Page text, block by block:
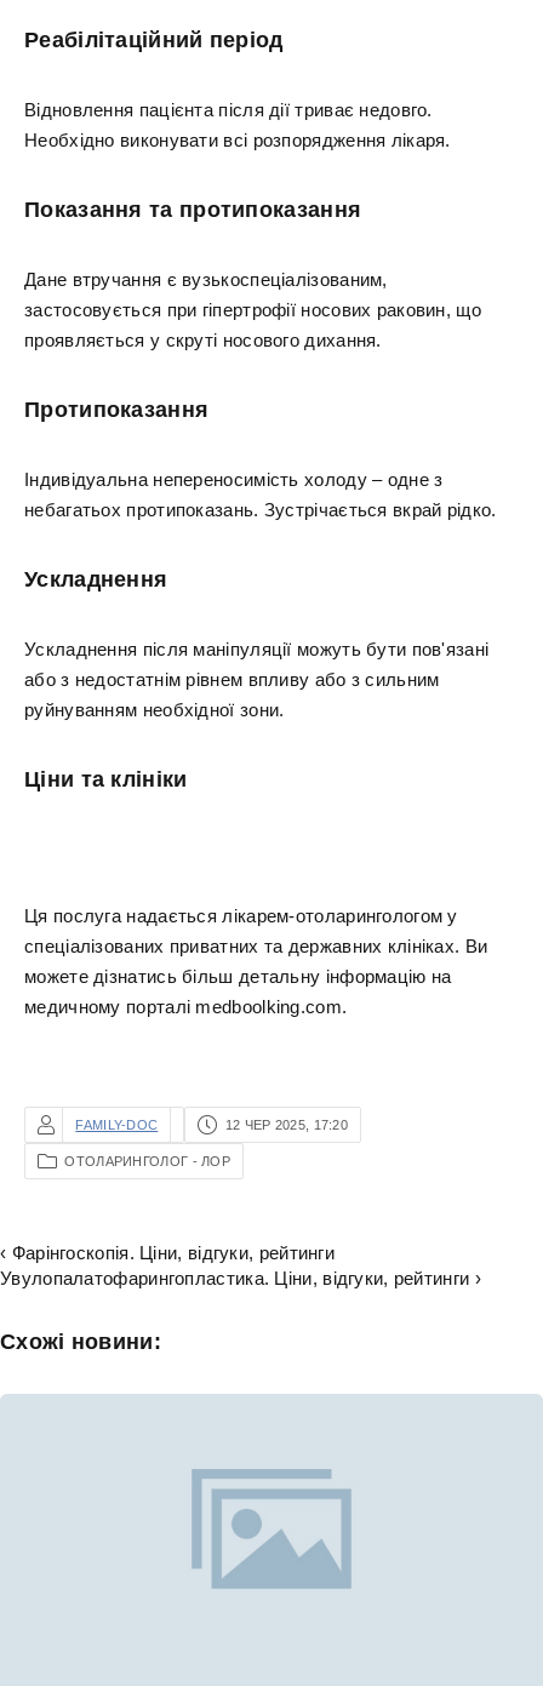
Реабілітаційний період
Відновлення пацієнта після дії триває недовго.
Необхідно виконувати всі розпорядження лікаря.
Показання та протипоказання
Дане втручання є вузькоспеціалізованим,
застосовується при гіпертрофії носових раковин, що
проявляється у скруті носового дихання.
Протипоказання
Індивідуальна непереносимість холоду – одне з
небагатьох протипоказань. Зустрічається вкрай рідко.
Ускладнення
Ускладнення після маніпуляції можуть бути пов'язані
або з недостатнім рівнем впливу або з сильним
руйнуванням необхідної зони.
Ціни та клініки
Ця послуга надається лікарем-отоларингологом у
спеціалізованих приватних та державних клініках. Ви
можете дізнатись більш детальну інформацію на
медичному порталі medboolking.com.
FAMILY-DOC 12 ЧЕР 2025, 17:20
ОТОЛАРИНГОЛОГ - ЛОР
‹ Фарінгоскопія. Ціни, відгуки, рейтинги
Увулопалатофарингопластика. Ціни, відгуки, рейтинги ›
Схожі новини: